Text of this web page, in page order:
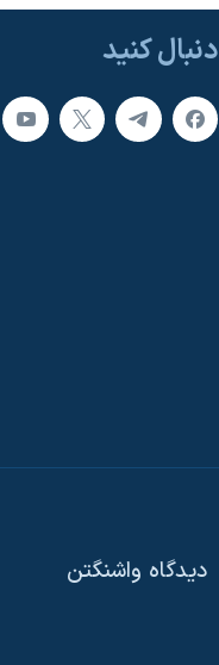
دنبال کنید
دیدگاه‌ واشنگتن